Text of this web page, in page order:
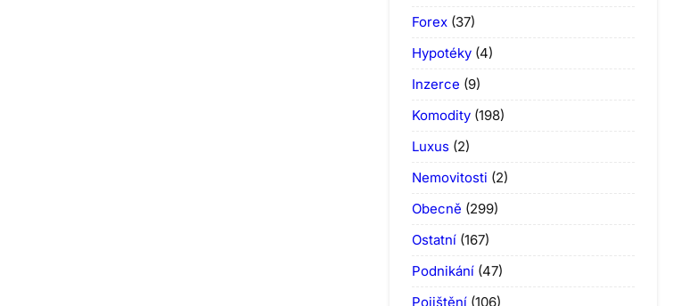
Forex (37)
Hypotéky (4)
Inzerce (9)
Komodity (198)
Luxus (2)
Nemovitosti (2)
Obecně (299)
Ostatní (167)
Podnikání (47)
Pojištění (106)